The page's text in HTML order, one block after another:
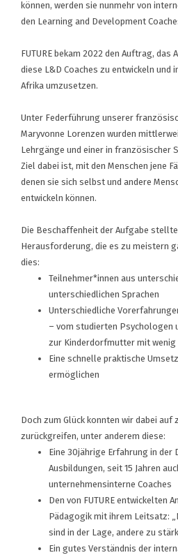
können, werden sie nunmehr von
den Learning and Development
FUTURE bekam 2022 den Auftrag,
diese L&D Coaches zu entwickeln und
Afrika umzusetzen.
Unter Federführung unserer
Maryvonne Lorenzen wurden
Lehrgänge und einer in französischer
Ziel dabei ist, mit den Menschen jene
denen sie sich selbst und andere
entwickeln können.
Die Beschaffenheit der Aufgabe
Herausforderung, die es zu meistern
dies:
Teilnehmer*innen aus
unterschiedlichen Sprachen
Unterschiedliche
– vom studierten Psychologen
zur Kinderdorfmutter mit wenig
Eine schnelle praktische
ermöglichen
Doch zum Glück konnten wir dabei auf
zurückgreifen, unter anderem diese:
Eine 30jährige Erfahrung in der
Ausbildungen, seit 15 Jahren
unternehmensinterne Coaches
Den von FUTURE entwickelten
Pädagogik mit ihrem Leitsatz:
sind in der Lage, andere zu
Ein gutes Verständnis der